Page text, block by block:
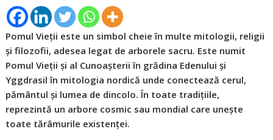
Pomul Vieții este un simbol cheie în multe mitologii, religii
și filozofii, adesea legat de arborele sacru. Este numit
Pomul Vieții și al Cunoașterii în grădina Edenului și
Yggdrasil în mitologia nordică unde conectează cerul,
pământul și lumea de dincolo. În toate tradițiile,
reprezintă un arbore cosmic sau mondial care unește
toate tărâmurile existenței.